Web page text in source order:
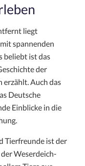
liegt
spannenden
beliebt ist das
der
erzählt. Auch das
Deutsche
Einblicke in die
Tierfreunde ist der
Weserdeich-